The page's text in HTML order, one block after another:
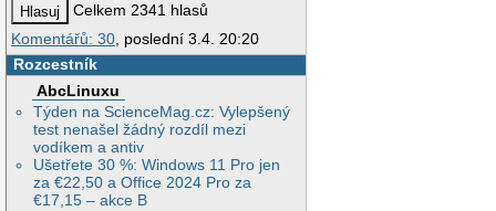
Celkem 2341 hlasů
Komentářů: 30 , poslední 3.4. 20:20
Rozcestník
AbcLinuxu
Týden na ScienceMag.cz: Vylepšený
test nenašel žádný rozdíl mezi
vodíkem a antiv
Ušetřete 30 %: Windows 11 Pro jen
za €22,50 a Office 2024 Pro za
€17,15 – akce B